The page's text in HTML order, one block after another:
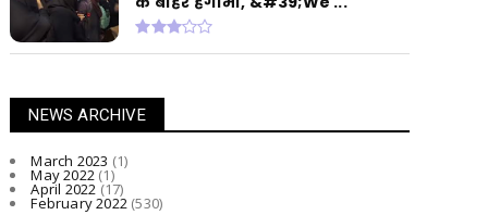
NEWS ARCHIVE
March 2023 (1)
May 2022(1)
April 2022 (17)
February 2022(530)